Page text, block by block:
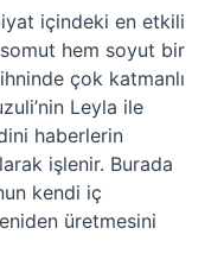
içindeki en etkili
somut hem soyut bir
çok katmanlı
Leyla ile
haberlerin
işlenir. Burada
kendi iç
üretmesini